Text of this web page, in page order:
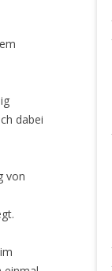
dabei
von